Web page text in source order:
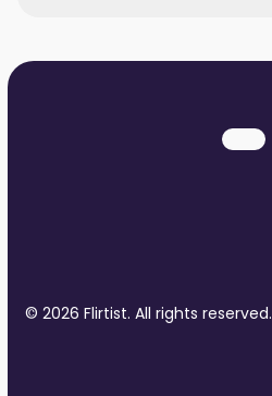
© 2026 Flirtist. All rights reserved.